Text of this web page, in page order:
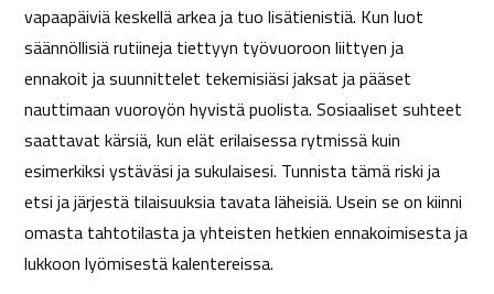
vapaapäiviä keskellä arkea ja tuo lisätienistiä. Kun luot
säännöllisiä rutiineja tiettyyn työvuoroon liittyen ja
ennakoit ja suunnittelet tekemisiäsi jaksat ja pääset
nauttimaan vuoroyön hyvistä puolista. Sosiaaliset suhteet
saattavat kärsiä, kun elät erilaisessa rytmissä kuin
esimerkiksi ystäväsi ja sukulaisesi. Tunnista tämä riski ja
etsi ja järjestä tilaisuuksia tavata läheisiä. Usein se on kiinni
omasta tahtotilasta ja yhteisten hetkien ennakoimisesta ja
lukkoon lyömisestä kalentereissa.